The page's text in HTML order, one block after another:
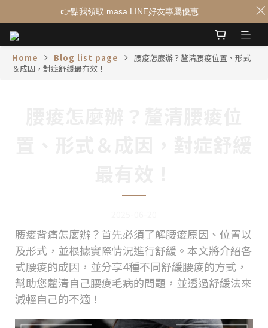
Home Blog list page
腰痠怎麼辦？釐清腰痠位置、形式
＆成因，對症舒緩最有效！
腰痠背痛怎麼辦？首先必須了解腰痠原因、位置以
及形式，並根據實際情況進行舒緩。本文將介紹各
式腰痠的成因，並分享4種不同舒緩腰痠的方式，
幫助您釐清自己腰痠毛病的問題，並透過舒緩法來
減輕自己的不適！
👉點我領取 masa LINE好友專屬優惠